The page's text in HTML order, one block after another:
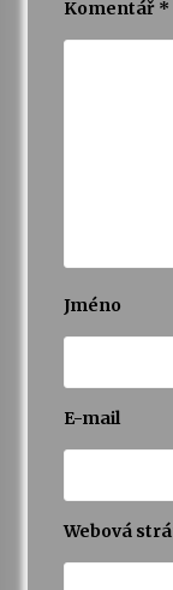
Komentář *
Jméno
E-mail
Webová